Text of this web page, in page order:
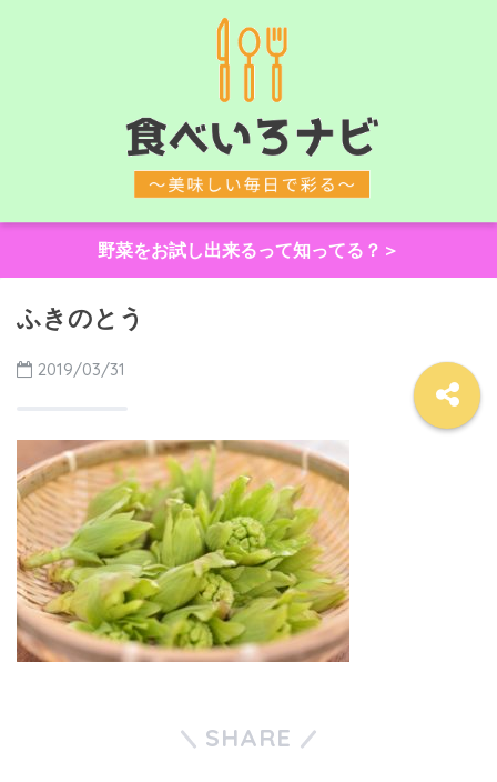
野菜をお試し出来るって知ってる？＞
ふきのとう
2019/03/31
SHARE